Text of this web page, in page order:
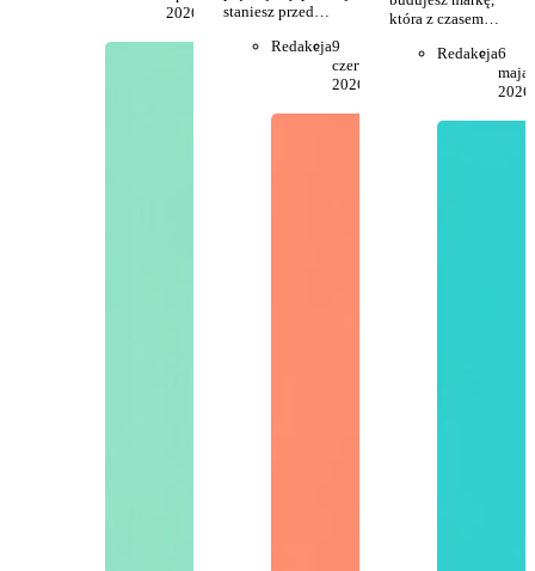
2026
staniesz przed…
Redakcja9
czerwca
2026
która z czasem…
Redakcja6
maja
2026